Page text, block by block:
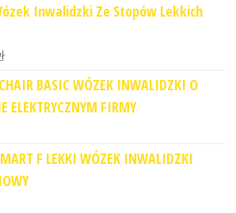
Inwalidzki Ze Stopów Lekkich
BASIC WÓZEK INWALIDZKI O
ELEKTRYCZNYM FIRMY
F LEKKI WÓZEK INWALIDZKI